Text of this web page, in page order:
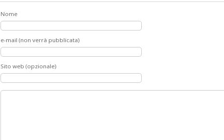
Nome
e-mail (non verrà pubblicata)
Sito web (opzionale)